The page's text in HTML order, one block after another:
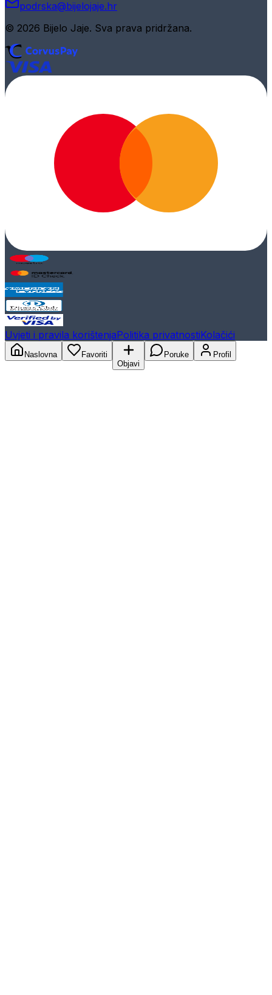
podrska@bijelojaje.hr
© 2026 Bijelo Jaje. Sva prava pridržana.
Uvjeti i pravila korištenjaPolitika privatnostiKolačići
Naslovna
Favoriti
Objavi
Poruke Profil